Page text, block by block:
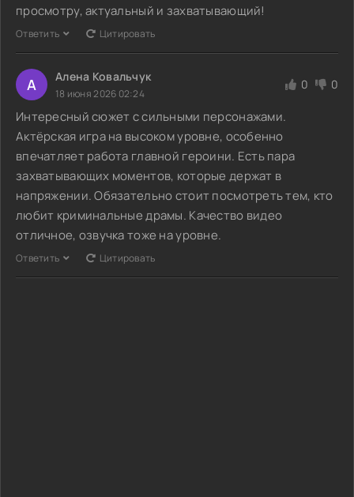
просмотру, актуальный и захватывающий!
Ответить Цитировать
А Алена Ковальчук
18 июня 2026 02:24
0 0
Интересный сюжет с сильными персонажами.
Актёрская игра на высоком уровне, особенно
впечатляет работа главной героини. Есть пара
захватывающих моментов, которые держат в
напряжении. Обязательно стоит посмотреть тем, кто
любит криминальные драмы. Качество видео
отличное, озвучка тоже на уровне.
Ответить Цитировать